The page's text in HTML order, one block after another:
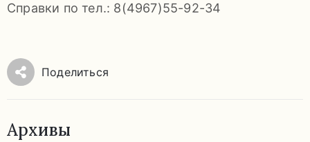
Справки по тел.: 8(4967)55-92-34
Поделиться
Архивы